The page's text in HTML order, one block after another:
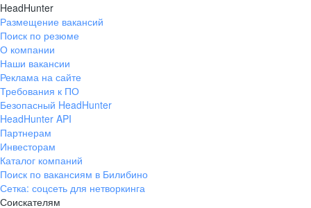
HeadHunter
Размещение вакансий
Поиск по резюме
О компании
Наши вакансии
Реклама на сайте
Требования к ПО
Безопасный HeadHunter
HeadHunter API
Партнерам
Инвесторам
Каталог компаний
Поиск по вакансиям в Билибино
Сетка: соцсеть для нетворкинга
Соискателям